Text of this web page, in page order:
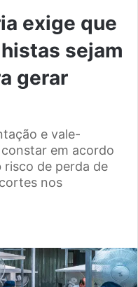
exige que
sejam
gerar
e vale-
em acordo
de perda de
nos